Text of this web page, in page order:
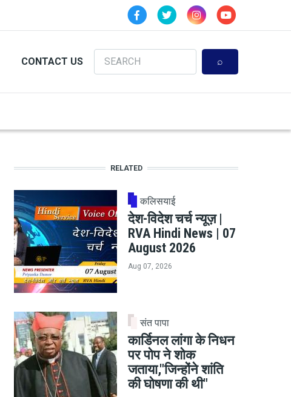
CONTACT US
Search
RELATED
कलिसयाई
देश-विदेश चर्च न्यूज़ |
RVA Hindi News | 07
August 2026
Aug 07, 2026
संत पापा
कार्डिनल लांगा के निधन
पर पोप ने शोक
जताया,"जिन्होंने शांति
की घोषणा की थी"